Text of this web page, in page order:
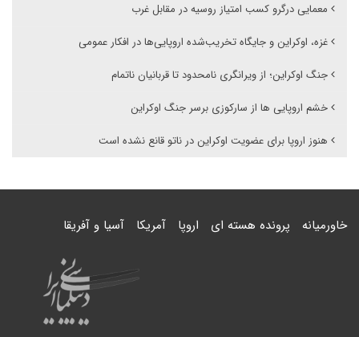
معمایی درگرو کسب امتیاز روسیه در مقابل غرب
غزه، اوکراین و جایگاه تخریب‌شده اروپایی‌ها در افکار عمومی
جنگ اوکراین؛ از ویرانگری نامحدود تا قربانیان ناتمام
خشم اروپایی ها از سارکوزی برسر جنگ اوکراین
هنوز اروپا برای عضویت اوکراین در ناتو قانع نشده است
خاورمیانه پرونده هسته ای اروپا آمریکا آسیا و آفریقا